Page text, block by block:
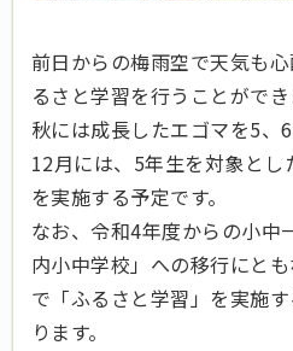
前日からの梅雨空で天気も
るさと学習を行うことができ
秋には成長したエゴマを5、
12月には、5年生を対象と
を実施する予定です。
なお、令和4年度からの小中
内小中学校」への移行にと
で「ふるさと学習」を実施
ります。